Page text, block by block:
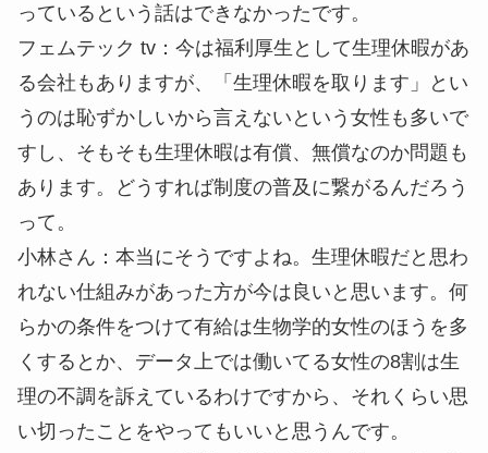
っているという話はできなかったです。
フェムテック tv ：今は福利厚生として生理休暇があ
る会社もありますが、「生理休暇を取ります」とい
うのは恥ずかしいから言えないという女性も多いで
すし、そもそも生理休暇は有償、無償なのか問題も
あります。どうすれば制度の普及に繋がるんだろう
って。
小林さん ：本当にそうですよね。生理休暇だと思わ
れない仕組みがあった方が今は良いと思います。何
らかの条件をつけて有給は生物学的女性のほうを多
くするとか、データ上では働いてる女性の8割は生
理の不調を訴えているわけですから、それくらい思
い切ったことをやってもいいと思うんです。